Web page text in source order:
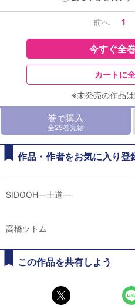
前へ 1
今すぐ全
カートに
※未発売の作品
巻で購入
全25巻完結
作品・作者をお気に入り登
SIDOOH―士道―
高橋ツトム
この作品を共有しよう